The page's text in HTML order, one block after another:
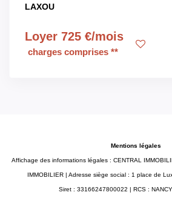
LAXOU
Loyer 725 €/mois
charges comprises **
Mentions légales
Affichage des informations légales : CENTRAL
IMMOBILIER | Adresse siège social : 1 place de
Siret : 33166247800022 | RCS :